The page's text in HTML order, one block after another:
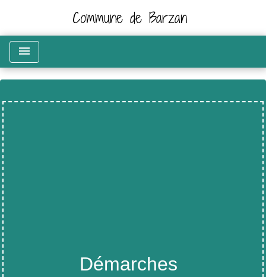
Commune de Barzan
menu
Démarches